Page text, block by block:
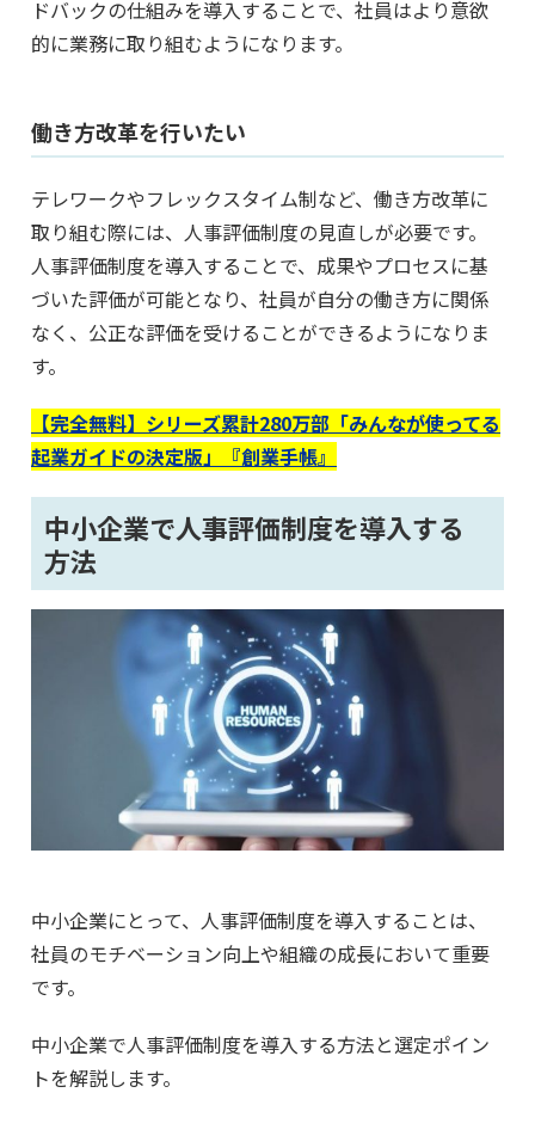
ドバックの仕組みを導入することで、社員はより意欲
的に業務に取り組むようになります。
働き方改革を行いたい
テレワークやフレックスタイム制など、働き方改革に
取り組む際には、人事評価制度の見直しが必要です。
人事評価制度を導入することで、成果やプロセスに基
づいた評価が可能となり、社員が自分の働き方に関係
なく、公正な評価を受けることができるようになりま
す。
【完全無料】シリーズ累計280万部「みんなが使ってる
起業ガイドの決定版」『創業手帳』
中小企業で人事評価制度を導入する
方法
中小企業にとって、人事評価制度を導入することは、
社員のモチベーション向上や組織の成長において重要
です。
中小企業で人事評価制度を導入する方法と選定ポイン
トを解説します。